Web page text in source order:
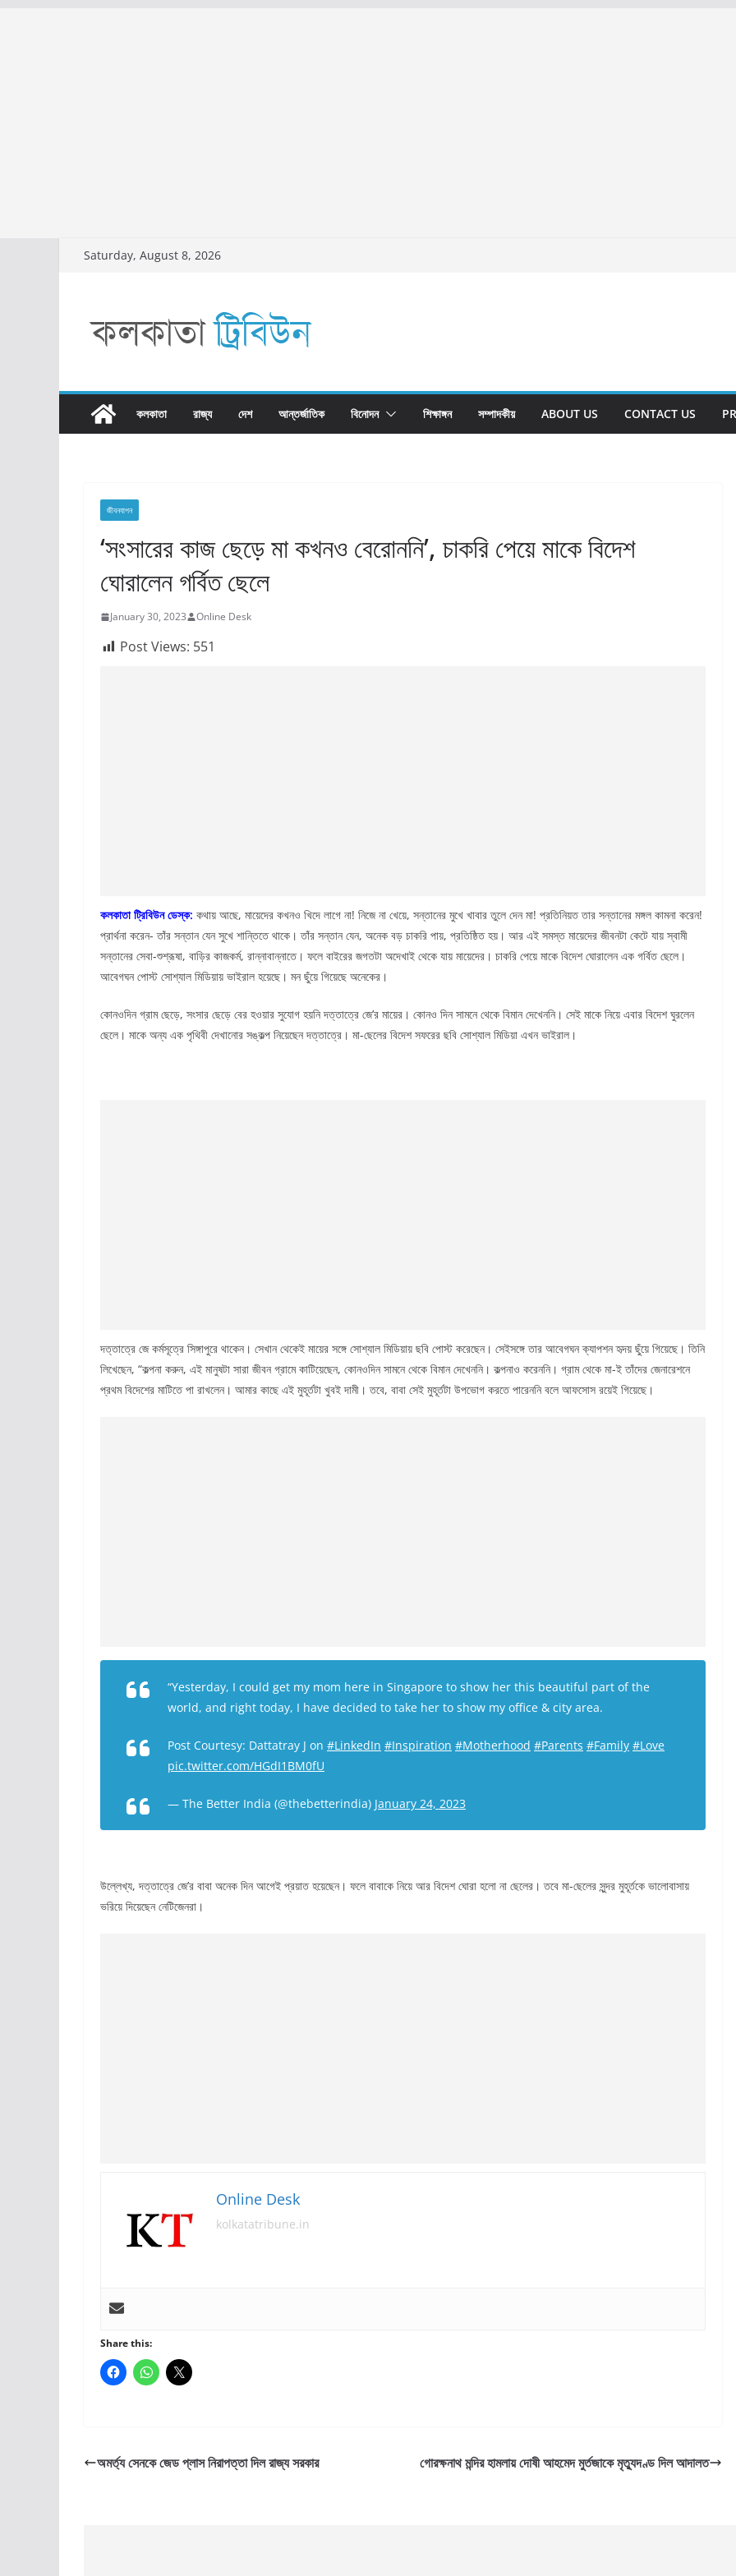
Saturday, August 8, 2026
কলকাতা রাজ্য​ দেশ আন্তর্জাতিক বিনোদন শিক্ষাঙ্গন সম্পাদকীয় ABOUT US CONTACT US
জীবনযাপন
‘সংসারের কাজ ছেড়ে মা কখনও বেরোননি’, চাকরি পেয়ে মাকে বিদেশ
ঘোরালেন গর্বিত ছেলে
January 30, 2023 Online Desk
Post Views: 551
কলকাতা ট্রিবিউন ডেস্ক: কথায় আছে, মায়েদের কখনও খিদে লাগে না! নিজে না খেয়ে, সন্তানের মুখে খাবার তুলে দেন মা! প্রতিনিয়ত তার সন্তানের মঙ্গল কামনা করেন!
প্রার্থনা করেন- তাঁর সন্তান যেন সুখে শান্তিতে থাকে। তাঁর সন্তান যেন, অনেক বড় চাকরি পায়, প্রতিষ্ঠিত হয়। আর এই সমস্ত মায়েদের জীবনটা কেটে যায় স্বামী
সন্তানের সেবা-শুশ্রূষা, বাড়ির কাজকর্ম, রান্নাবান্নাতে। ফলে বাইরের জগতটা অদেখাই থেকে যায় মায়েদের। চাকরি পেয়ে মাকে বিদেশ ঘোরালেন এক গর্বিত ছেলে।
আবেগঘন পোস্ট সোশ্যাল মিডিয়ায় ভাইরাল হয়েছে। মন ছুঁয়ে গিয়েছে অনেকের।
কোনওদিন গ্রাম ছেড়ে, সংসার ছেড়ে বের হওয়ার সুযোগ হয়নি দত্তাত্রে জে’র মায়ের। কোনও দিন সামনে থেকে বিমান দেখেননি। সেই মাকে নিয়ে এবার বিদেশ ঘুরলেন
ছেলে। মাকে অন্য এক পৃথিবী দেখানোর সঙ্কল্প নিয়েছেন দত্তাত্রে। মা-ছেলের বিদেশ সফরের ছবি সোশ্যাল মিডিয়া এখন ভাইরাল।
দত্তাত্রে জে কর্মসূত্রে সিঙ্গাপুরে থাকেন। সেখান থেকেই মায়ের সঙ্গে সোশ্যাল মিডিয়ায় ছবি পোস্ট করেছেন। সেইসঙ্গে তার আবেগঘন ক্যাপশন হৃদয় ছুঁয়ে গিয়েছে। তিনি
লিখেছেন, “কল্পনা করুন, এই মানুষটা সারা জীবন গ্রামে কাটিয়েছেন, কোনওদিন সামনে থেকে বিমান দেখেননি। কল্পনাও করেননি। গ্রাম থেকে মা-ই তাঁদের জেনারেশনে
প্রথম বিদেশের মাটিতে পা রাখলেন। আমার কাছে এই মুহূর্তটা খুবই দামী। তবে, বাবা সেই মুহূর্তটা উপভোগ করতে পারেননি বলে আফসোস রয়েই গিয়েছে।
“Yesterday, I could get my mom here in Singapore to show her this beautiful part of the
world, and right today, I have decided to take her to show my office & city area.
Post Courtesy: Dattatray J on #LinkedIn #Inspiration #Motherhood #Parents #Family #Love
pic.twitter.com/HGdI1BM0fU
— The Better India (@thebetterindia) January 24, 2023
উল্লেখ্য, দত্তাত্রে জে’র বাবা অনেক দিন আগেই প্রয়াত হয়েছেন। ফলে বাবাকে নিয়ে আর বিদেশ ঘোরা হলো না ছেলের। তবে মা-ছেলের সুন্দর মুহূর্তকে ভালোবাসায়
ভরিয়ে দিয়েছেন নেটিজেনরা।
Online Desk
kolkatatribune.in
Share this:
অমর্ত্য সেনকে জেড প্লাস নিরাপত্তা দিল রাজ্য সরকার গোরক্ষনাথ মন্দির হামলায় দোষী আহমেদ মুর্তজাকে মৃত্যুদণ্ড দিল আদালত